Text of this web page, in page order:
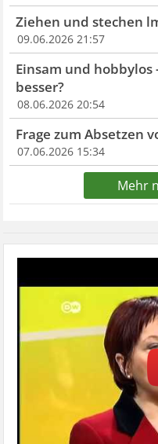
Ziehen und stechen
09.06.2026 21:57
Einsam und
besser?
08.06.2026 20:54
Frage zum Absetzen
07.06.2026 15:34
Mehr